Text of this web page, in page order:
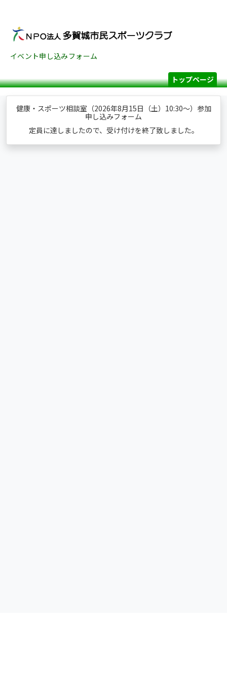
イベント申し込みフォーム
トップページ
健康・スポーツ相談室（2026年8月15日（土）10:30～）参加
申し込みフォーム
定員に達しましたので、受け付けを終了致しました。